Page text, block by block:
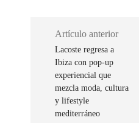
Artículo anterior
Lacoste regresa a
Ibiza con pop-up
experiencial que
mezcla moda, cultura
y lifestyle
mediterráneo